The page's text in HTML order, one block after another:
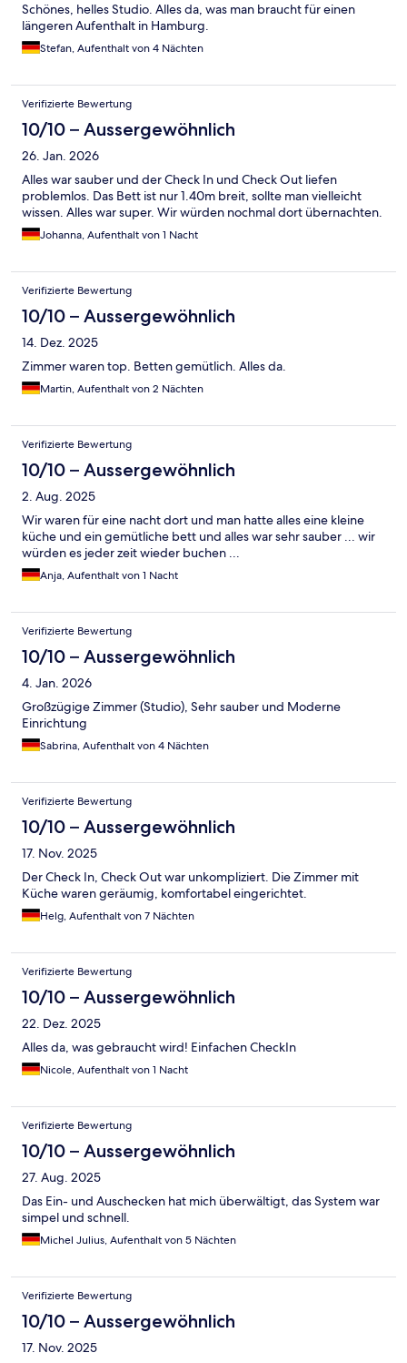
Schönes, helles Studio. Alles da, was man braucht für einen
längeren Aufenthalt in Hamburg.
Stefan, Aufenthalt von 4 Nächten
Verifizierte Bewertung
10/10 – Aussergewöhnlich
26. Jan. 2026
Alles war sauber und der Check In und Check Out liefen
problemlos. Das Bett ist nur 1.40m breit, sollte man vielleicht
wissen. Alles war super. Wir würden nochmal dort übernachten.
Johanna, Aufenthalt von 1 Nacht
Verifizierte Bewertung
10/10 – Aussergewöhnlich
14. Dez. 2025
Zimmer waren top. Betten gemütlich. Alles da.
Martin, Aufenthalt von 2 Nächten
Verifizierte Bewertung
10/10 – Aussergewöhnlich
2. Aug. 2025
Wir waren für eine nacht dort und man hatte alles eine kleine
küche und ein gemütliche bett und alles war sehr sauber ... wir
würden es jeder zeit wieder buchen ...
Anja, Aufenthalt von 1 Nacht
Verifizierte Bewertung
10/10 – Aussergewöhnlich
4. Jan. 2026
Großzügige Zimmer (Studio), Sehr sauber und Moderne
Einrichtung
Sabrina, Aufenthalt von 4 Nächten
Verifizierte Bewertung
10/10 – Aussergewöhnlich
17. Nov. 2025
Der Check In, Check Out war unkompliziert. Die Zimmer mit
Küche waren geräumig, komfortabel eingerichtet.
Helg, Aufenthalt von 7 Nächten
Verifizierte Bewertung
10/10 – Aussergewöhnlich
22. Dez. 2025
Alles da, was gebraucht wird! Einfachen CheckIn
Nicole, Aufenthalt von 1 Nacht
Verifizierte Bewertung
10/10 – Aussergewöhnlich
27. Aug. 2025
Das Ein- und Auschecken hat mich überwältigt, das System war
simpel und schnell.
Michel Julius, Aufenthalt von 5 Nächten
Verifizierte Bewertung
10/10 – Aussergewöhnlich
17. Nov. 2025